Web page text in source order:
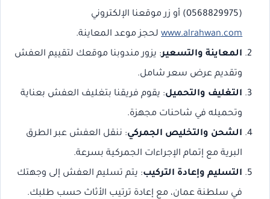
(0568829975) أو زر موقعنا الإلكتروني
www.alrahwan.comلحجز موعد المعاينة.
المعاينة والتسعير: يزور مندوبنا موقعك لتقييم العفش
وتقديم عرض سعر شامل.
التغليف والتحميل: يقوم فريقنا بتغليف العفش بعناية
وتحميله في شاحنات مجهزة.
الشحن والتخليص الجمركي: ننقل العفش عبر الطرق
البرية مع إتمام الإجراءات الجمركية بسرعة.
التسليم وإعادة التركيب: يتم تسليم العفش إلى وجهتك
في سلطنة عمان، مع إعادة ترتيب الأثاث حسب طلبك.